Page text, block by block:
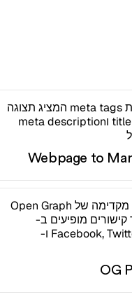
Webpage to
OG